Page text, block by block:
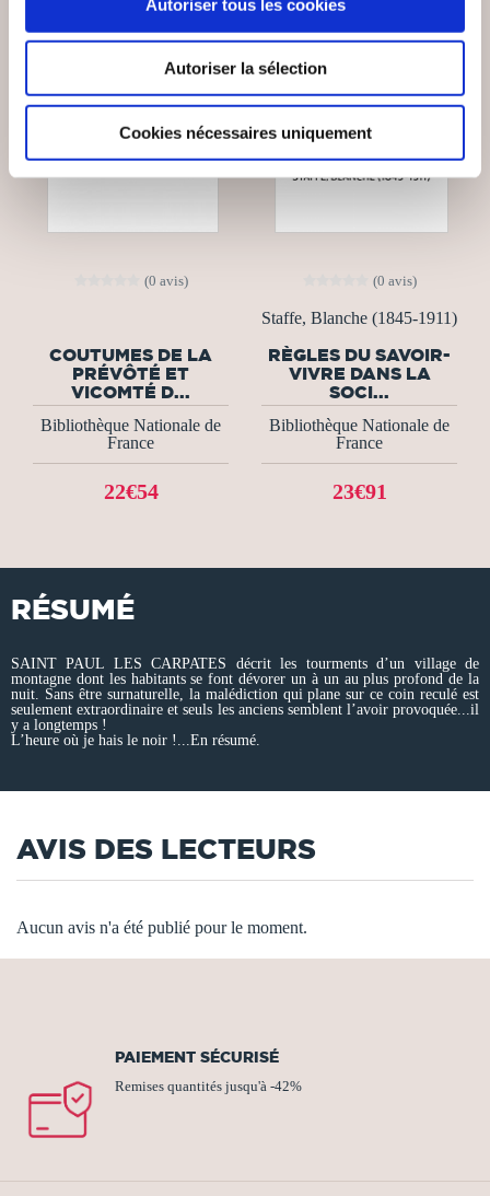
Autoriser tous les cookies
Autoriser la sélection
Cookies nécessaires uniquement
(0 avis)
COUTUMES DE LA
PRÉVÔTÉ ET
VICOMTÉ D...
Bibliothèque Nationale de
France
22€54
(0 avis)
Staffe, Blanche (1845-1911)
RÈGLES DU SAVOIR-
VIVRE DANS LA
SOCI...
Bibliothèque Nationale de
France
23€91
RÉSUMÉ
SAINT PAUL LES CARPATES décrit les tourments d’un village de
montagne dont les habitants se font dévorer un à un au plus profond de la
nuit. Sans être surnaturelle, la malédiction qui plane sur ce coin reculé est
seulement extraordinaire et seuls les anciens semblent l’avoir provoquée...il
y a longtemps !
L’heure où je hais le noir !...En résumé.
AVIS DES LECTEURS
Aucun avis n'a été publié pour le moment.
PAIEMENT SÉCURISÉ
Remises quantités jusqu'à -42%